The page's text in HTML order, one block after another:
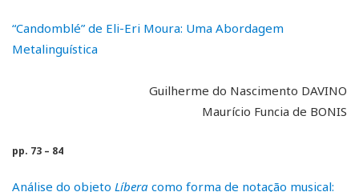
“Candomblé” de Eli-Eri Moura: Uma Abordagem
Metalinguística
Guilherme do Nascimento DAVINO
Maurício Funcia de BONIS
pp. 73 – 84
Análise do objeto Líbera como forma de notação musical: